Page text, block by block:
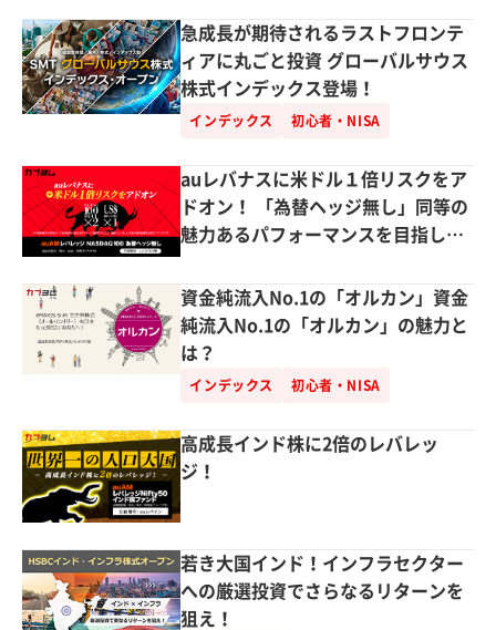
急成長が期待されるラストフロンテ
ィアに丸ごと投資 グローバルサウス
株式インデックス登場！
インデックス 初心者・NISA
auレバナスに米ドル１倍リスクをア
ドオン！ 「為替ヘッジ無し」同等の
魅力あるパフォーマンスを目指しま
資金純流入No.1の「オルカン」資金
純流入No.1の「オルカン」の魅力と
は？
インデックス 初心者・NISA
高成長インド株に2倍のレバレッ
ジ！
若き大国インド！インフラセクター
への厳選投資でさらなるリターンを
狙え！